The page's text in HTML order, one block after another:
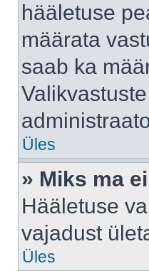
hääletuse
määrata
saab ka
Üles
» Miks ma
Hääletuse
vajadust
Üles